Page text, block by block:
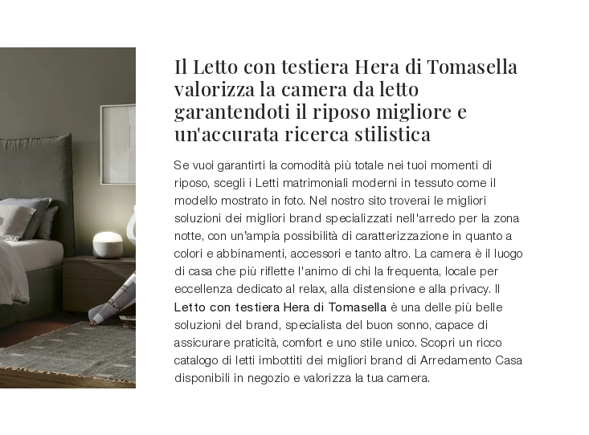
Il Letto con testiera Hera di Tomasella
valorizza la camera da letto
garantendoti il riposo migliore e
un'accurata ricerca stilistica
Se vuoi garantirti la comodità più totale nei tuoi momenti di
riposo, scegli i Letti matrimoniali moderni in tessuto come il
modello mostrato in foto. Nel nostro sito troverai le migliori
soluzioni dei migliori brand specializzati nell'arredo per la zona
notte, con un’ampia possibilità di caratterizzazione in quanto a
colori e abbinamenti, accessori e tanto altro. La camera è il luogo
di casa che più riflette l'animo di chi la frequenta, locale per
eccellenza dedicato al relax, alla distensione e alla privacy. Il
Letto con testiera Hera di Tomasella è una delle più belle
soluzioni del brand, specialista del buon sonno, capace di
assicurare praticità, comfort e uno stile unico. Scopri un ricco
catalogo di letti imbottiti dei migliori brand di Arredamento Casa
disponibili in negozio e valorizza la tua camera.